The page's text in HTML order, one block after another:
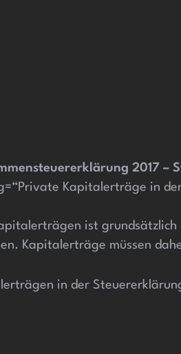
2017 –
Kapitalerträge in
ist
Kapitalerträge müssen
in der